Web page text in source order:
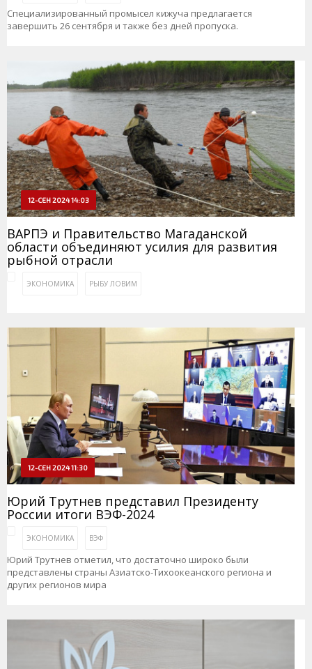
Специализированный промысел кижуча предлагается
завершить 26 сентября и также без дней пропуска.
12-СЕН 2024 14:03
ВАРПЭ и Правительство Магаданской
области объединяют усилия для развития
рыбной отрасли
ЭКОНОМИКА РЫБУ ЛОВИМ
12-СЕН 2024 11:30
Юрий Трутнев представил Президенту
России итоги ВЭФ-2024
ЭКОНОМИКА ВЭФ
Юрий Трутнев отметил, что достаточно широко были
представлены страны Азиатско-Тихоокеанского региона и
других регионов мира